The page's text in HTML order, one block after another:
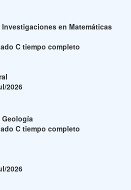
en Matemáticas
C tiempo completo
2026
C tiempo completo
2026